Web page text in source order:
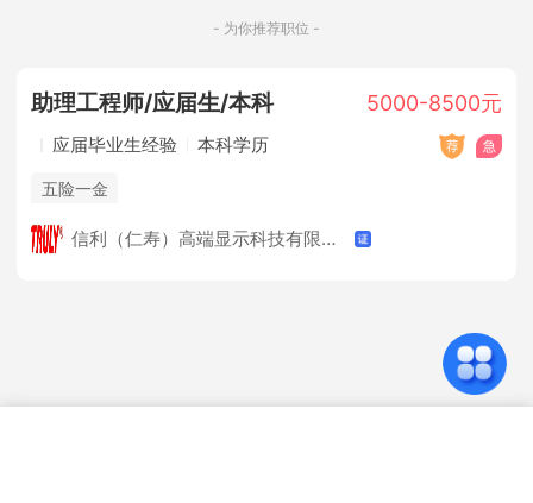
- 为你推荐职位 -
助理工程师/应届生/本科 5000-8500元
应届毕业生经验 本科学历
五险一金
信利（仁寿）高端显示科技有限公司